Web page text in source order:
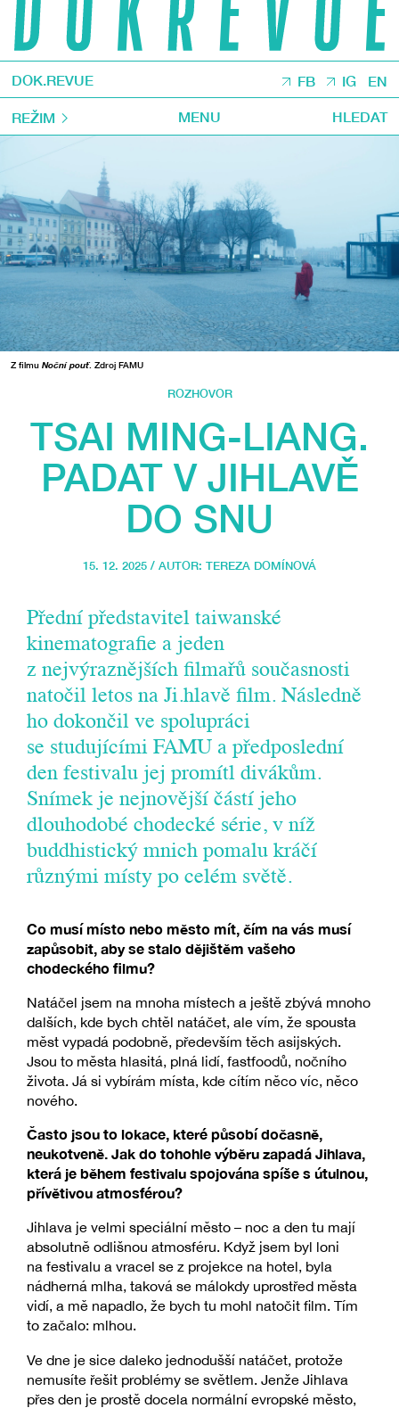
DOK.REVUE FB IG EN
REŽIM MENU HLEDAT
Z filmu Noční pouť. Zdroj FAMU
ROZHOVOR
TSAI MING-LIANG.
PADAT V JIHLAVĚ
DO SNU
15. 12. 2025 / AUTOR: TEREZA DOMÍNOVÁ
Přední představitel taiwanské
kinematografie a jeden
z nejvýraznějších filmařů současnosti
natočil letos na Ji.hlavě film. Následně
ho dokončil ve spolupráci
se studujícími FAMU a předposlední
den festivalu jej promítl divákům.
Snímek je nejnovější částí jeho
dlouhodobé chodecké série, v níž
buddhistický mnich pomalu kráčí
různými místy po celém světě.
Co musí místo nebo město mít, čím na vás musí
zapůsobit, aby se stalo dějištěm vašeho
chodeckého filmu?
Natáčel jsem na mnoha místech a ještě zbývá mnoho
dalších, kde bych chtěl natáčet, ale vím, že spousta
měst vypadá podobně, především těch asijských.
Jsou to města hlasitá, plná lidí, fastfoodů, nočního
života. Já si vybírám místa, kde cítím něco víc, něco
nového.
Často jsou to lokace, které působí dočasně,
neukotveně. Jak do tohohle výběru zapadá Jihlava,
která je během festivalu spojována spíše s útulnou,
přívětivou atmosférou?
Jihlava je velmi speciální město – noc a den tu mají
absolutně odlišnou atmosféru. Když jsem byl loni
na festivalu a vracel se z projekce na hotel, byla
nádherná mlha, taková se málokdy uprostřed města
vidí, a mě napadlo, že bych tu mohl natočit film. Tím
to začalo: mlhou.
Ve dne je sice daleko jednodušší natáčet, protože
nemusíte řešit problémy se světlem. Jenže Jihlava
přes den je prostě docela normální evropské město,